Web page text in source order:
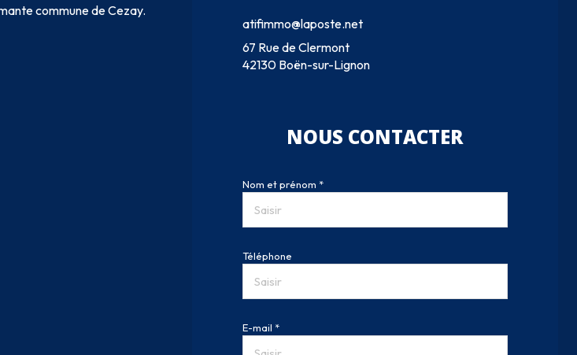
commune de Cezay.
atifimmo@laposte.net
67 Rue de Clermont
42130 Boën-sur-Lignon
NOUS CONTACTER
Nom et prénom *
Téléphone
E-mail *